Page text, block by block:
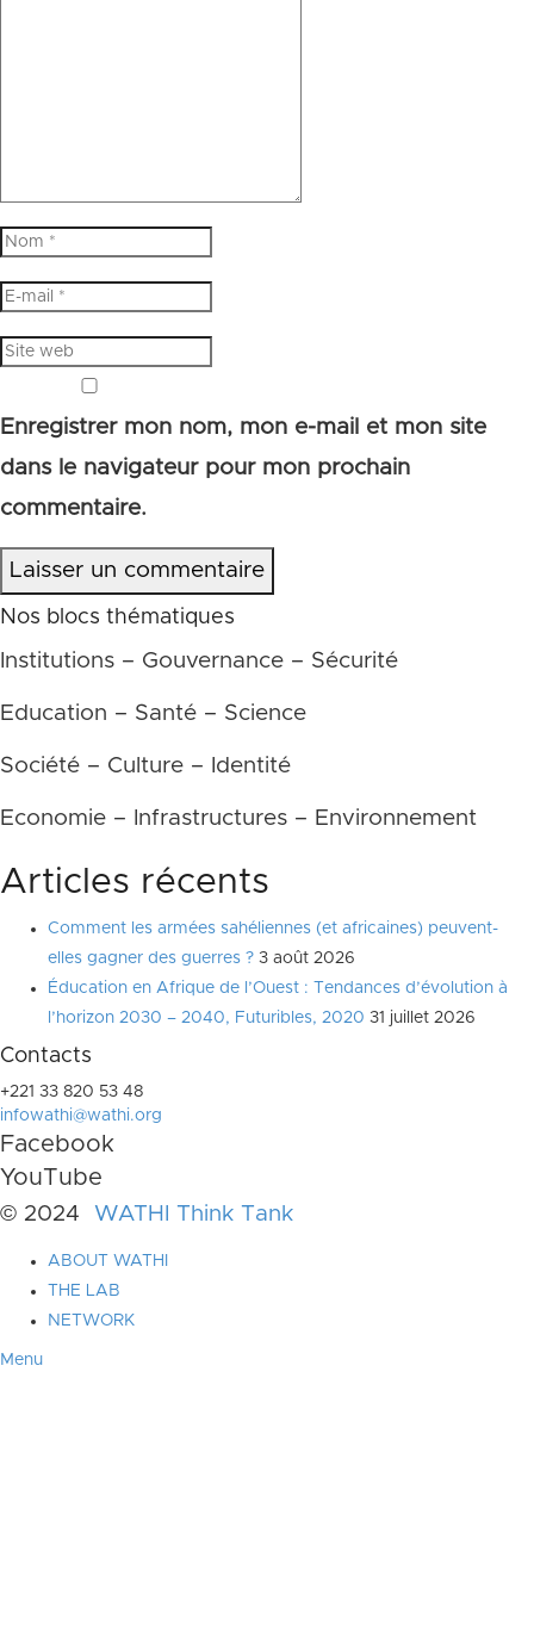
Enregistrer mon nom, mon e-mail et mon site
dans le navigateur pour mon prochain
commentaire.
Laisser un commentaire
Nos blocs thématiques
Institutions – Gouvernance – Sécurité
Education – Santé – Science
Société – Culture – Identité
Economie – Infrastructures – Environnement
Articles récents
Comment les armées sahéliennes (et africaines) peuvent-
elles gagner des guerres ? 3 août 2026
Éducation en Afrique de l’Ouest : Tendances d’évolution à
l’horizon 2030 – 2040, Futuribles, 2020 31 juillet 2026
Contacts
+221 33 820 53 48
infowathi@wathi.org
Facebook
YouTube
© 2024 WATHI Think Tank
ABOUT WATHI
THE LAB
NETWORK
Menu